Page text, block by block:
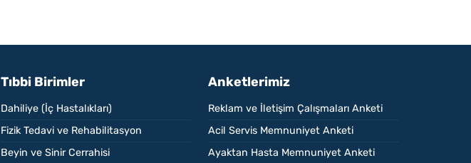
Tıbbi Birimler
Dahiliye (İç Hastalıkları)
Fizik Tedavi ve Rehabilitasyon
Beyin ve Sinir Cerrahisi
Anketlerimiz
Reklam ve İletişim Çalışmaları Anketi
Acil Servis Memnuniyet Anketi
Ayaktan Hasta Memnuniyet Anketi